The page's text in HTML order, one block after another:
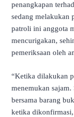
penangkapan
sedang melakukan
patroli ini anggota
mencurigakan,
pemeriksaan oleh
“Ketika dilakukan
menemukan
bersama barang
ketika